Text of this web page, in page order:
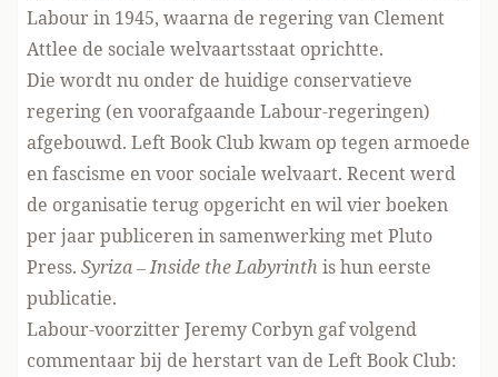
Labour in 1945, waarna de regering van Clement
Attlee de sociale welvaartsstaat oprichtte.
Die wordt nu onder de huidige conservatieve
regering (en voorafgaande Labour-regeringen)
afgebouwd. Left Book Club kwam op tegen armoede
en fascisme en voor sociale welvaart. Recent werd
de organisatie terug opgericht en wil vier boeken
per jaar publiceren in samenwerking met Pluto
Press. Syriza – Inside the Labyrinth is hun eerste
publicatie.
Labour-voorzitter Jeremy Corbyn gaf volgend
commentaar bij de herstart van de Left Book Club: